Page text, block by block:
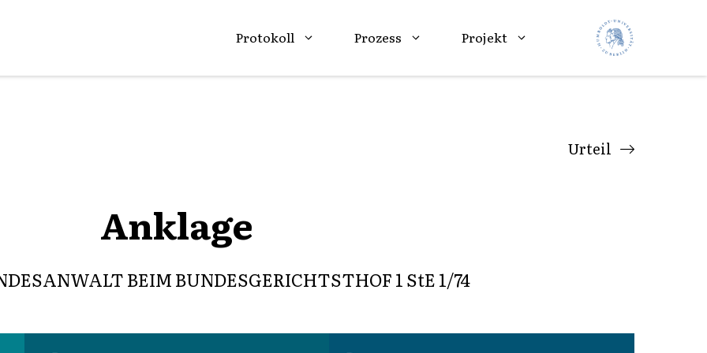
Protokoll Prozess Projekt
Urteil
Anklage
BEIM BUNDESGERICHTSTHOF 1 StE 1/74